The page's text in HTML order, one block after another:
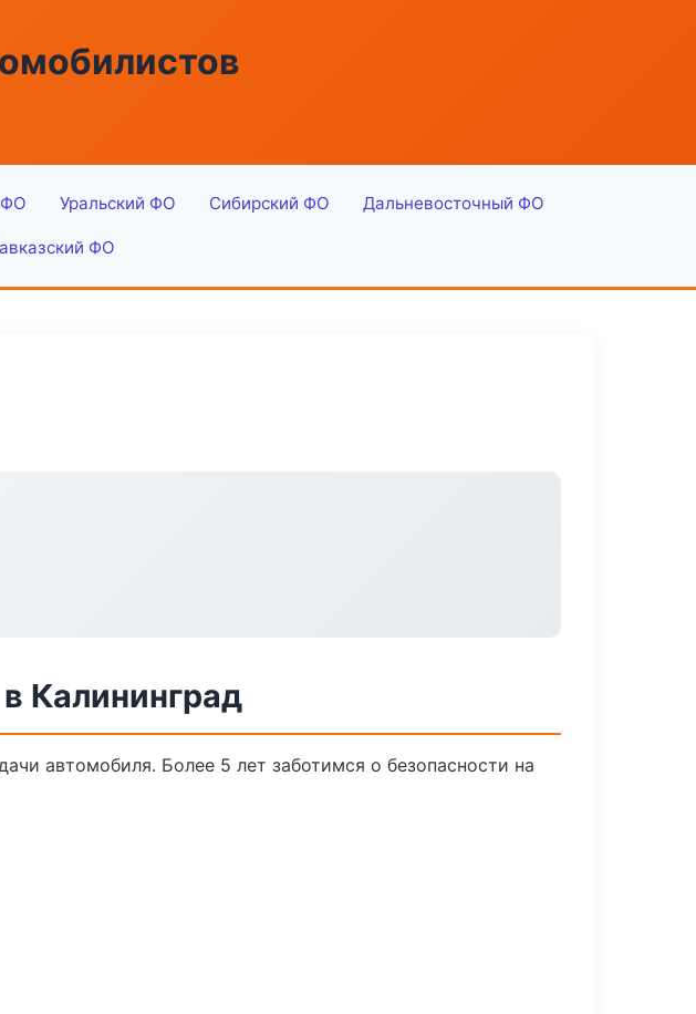
ФО Уральский ФО Сибирский ФО Дальневосточный ФО
ФО
Калининград
автомобиля. Более 5 лет заботимся о безопасности на